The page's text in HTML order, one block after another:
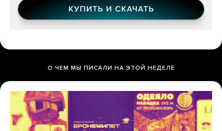
О ЧЕМ МЫ ПИСАЛИ НА ЭТОЙ НЕДЕЛЕ